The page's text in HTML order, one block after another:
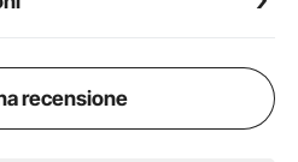
recensione